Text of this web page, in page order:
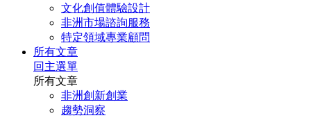
文化創值體驗設計
非洲市場諮詢服務
特定領域專業顧問
所有文章
回主選單
所有文章
非洲創新創業
趨勢洞察